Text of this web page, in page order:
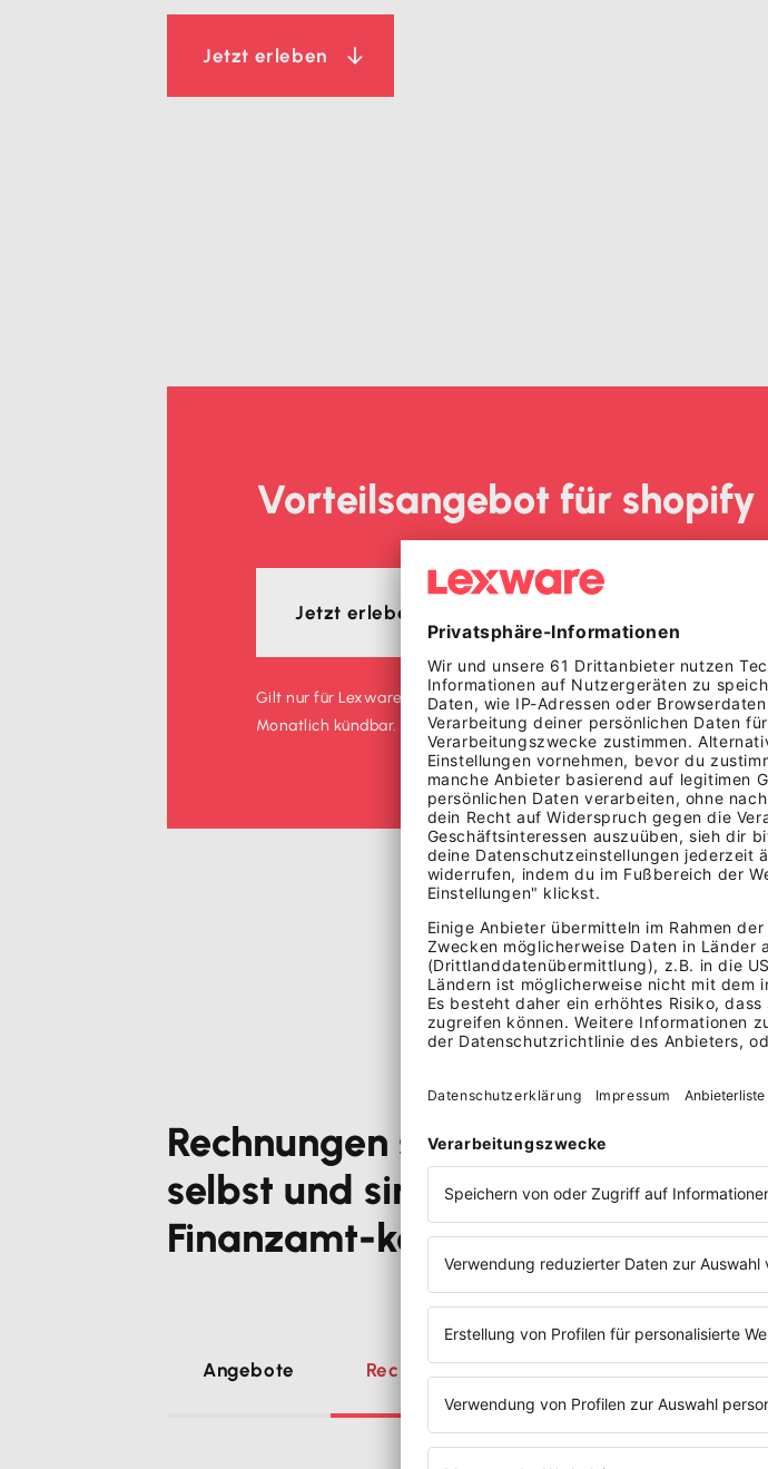
Jetzt erleben
Vorteilsangebot für shopify
Jetzt erleben und 50% sparen
Gilt nur für Lexware Office Neukunden. Rabatt für die ersten 3
Monatlich kündbar. Nach Gutscheinende gilt der reguläre Preis.
Rechnungen schreiben sich von
selbst und sind automatisch
Finanzamt-konform
Angebote Rechnungen Mahnungen